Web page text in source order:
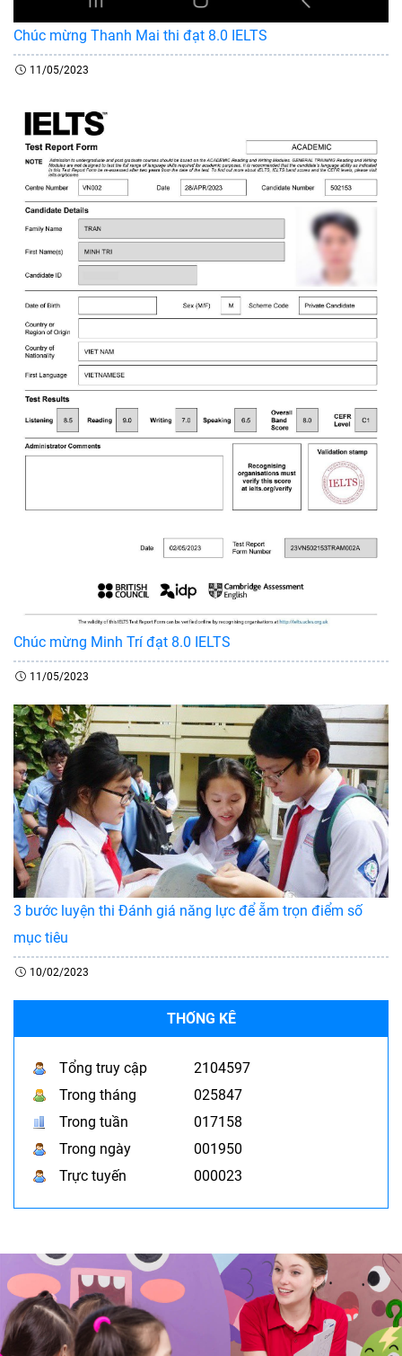
Chúc mừng Thanh Mai thi đạt 8.0 IELTS
11/05/2023
Chúc mừng Minh Trí đạt 8.0 IELTS
11/05/2023
3 bước luyện thi Đánh giá năng lực để ẵm trọn điểm số
mục tiêu
10/02/2023
THỐNG KÊ
Tổng truy cập
2104597
Trong tháng
025847
Trong tuần
017158
Trong ngày
001950
Trực tuyến
000023